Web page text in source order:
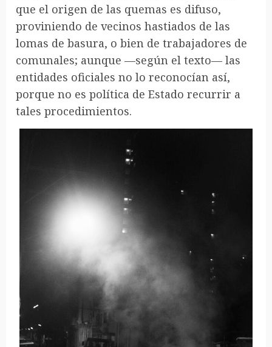
que el origen de las quemas es difuso,
proviniendo de vecinos hastiados de las
lomas de basura, o bien de trabajadores de
comunales; aunque —según el texto— las
entidades oficiales no lo reconocían así,
porque no es política de Estado recurrir a
tales procedimientos.